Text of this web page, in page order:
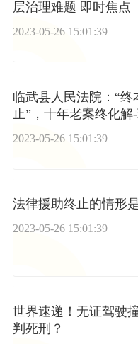
层治理难题 即时焦点
2023-05-26 15:01:39
临武县人民法院：“终
止”，十年老案终化解
2023-05-26 15:01:39
法律援助终止的情形
2023-05-26 15:01:39
世界速递！无证驾驶
判死刑？